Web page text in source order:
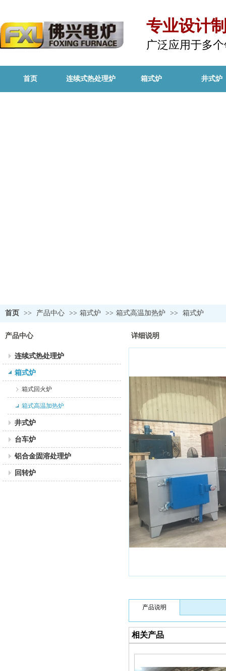
专业设计
广泛应用于多
首页 连续式热处理炉 箱式炉 井式炉
首页 >> 产品中心 >> 箱式炉 >> 箱式高温加热炉 >> 箱式炉
产品中心
连续式热处理炉
箱式炉
箱式回火炉
箱式高温加热炉
井式炉
台车炉
铝合金固溶处理炉
回转炉
详细说明
产品说明
相关产品